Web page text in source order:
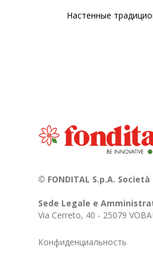
Настенные
© FONDITAL S.p.A.
Sede Legale e
Via Cerreto, 40 - 25079
Конфиденциальность